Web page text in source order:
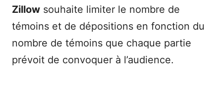
Zillow souhaite limiter le nombre de
témoins et de dépositions en fonction du
nombre de témoins que chaque partie
prévoit de convoquer à l’audience.